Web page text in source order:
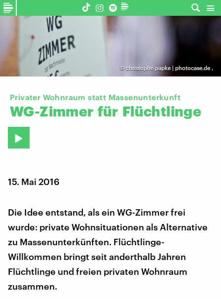
© christophe papke | photocase.de,
Privater Wohnraum statt Massenunterkunft
WG-Zimmer für Flüchtlinge
15. Mai 2016
Die Idee entstand, als ein WG-Zimmer frei
wurde: private Wohnsituationen als Alternative
zu Massenunterkünften. Flüchtlinge-
Willkommen bringt seit anderthalb Jahren
Flüchtlinge und freien privaten Wohnraum
zusammen.